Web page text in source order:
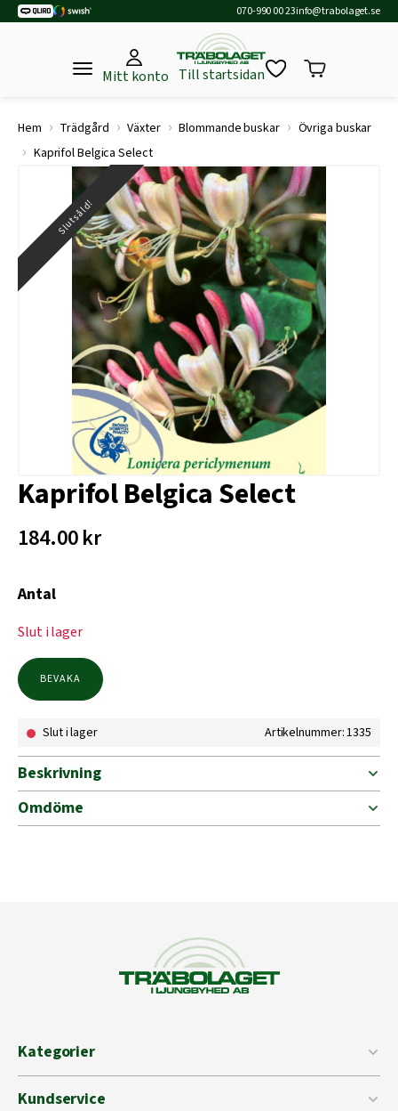
070-990 00 23info@trabolaget.se
Mitt konto Till startsidan
Hem › Trädgård › Växter › Blommande buskar › Övriga buskar
› Kaprifol Belgica Select
Slutsåld!
Kaprifol Belgica Select
184.00kr
Antal
Slut i lager
BEVAKA
Slut i lager Artikelnummer: 1335
Beskrivning
Omdöme
Kategorier
Kundservice